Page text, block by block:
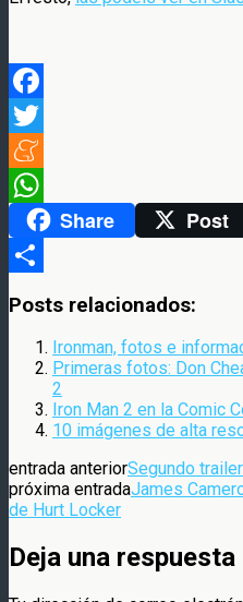
Facebook
Twitter
Meneame
WhatsAppShare Post
Posts relacionados:
Ironman, fotos e
Primeras fotos: Don
2
Iron Man 2 en la Comic
10 imágenes de alta
entrada anteriorSegundo
próxima entradaJames
de Hurt Locker
Deja una respuesta